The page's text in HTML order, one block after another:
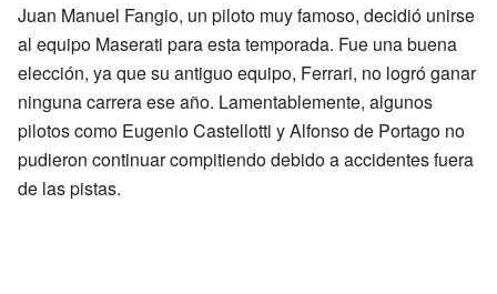
Juan Manuel Fangio, un piloto muy famoso, decidió unirse
al equipo Maserati para esta temporada. Fue una buena
elección, ya que su antiguo equipo, Ferrari, no logró ganar
ninguna carrera ese año. Lamentablemente, algunos
pilotos como Eugenio Castellotti y Alfonso de Portago no
pudieron continuar compitiendo debido a accidentes fuera
de las pistas.